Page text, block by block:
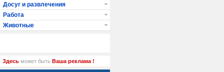
Досуг и развлечения
Работа
Животные
Здесь может быть Ваша реклама !